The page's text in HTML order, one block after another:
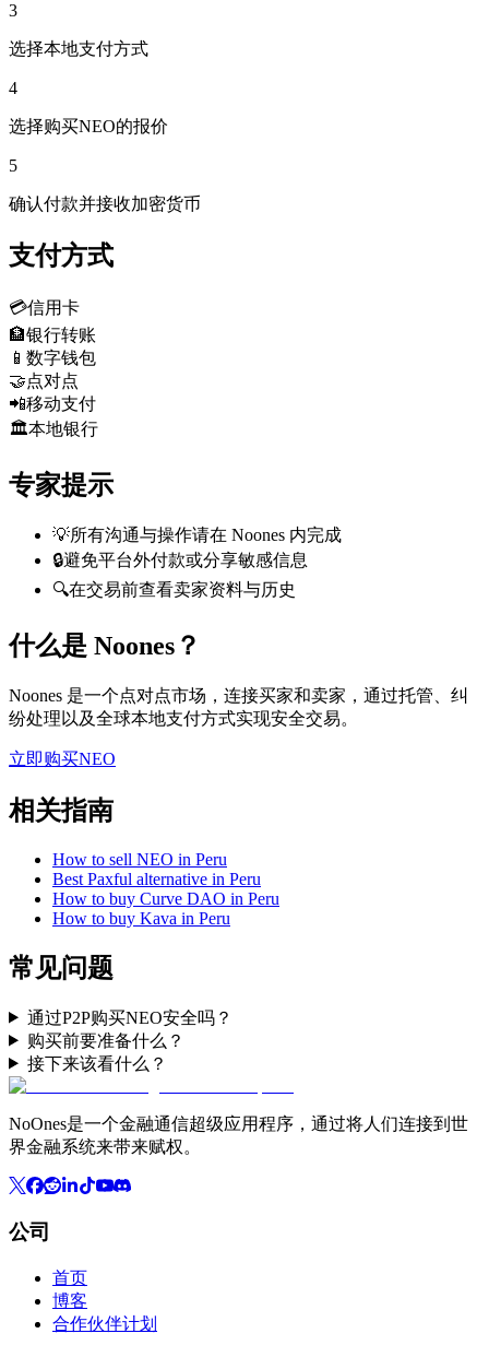
3
选择本地支付方式
4
选择购买NEO的报价
5
确认付款并接收加密货币
支付方式
💳信用卡
🏦银行转账
📱 数字钱包
🤝点对点
📲移动支付
🏛️本地银行
专家提示
💡所有沟通与操作请在 Noones 内完成
🔒避免平台外付款或分享敏感信息
🔍在交易前查看卖家资料与历史
什么是 Noones？
Noones 是一个点对点市场，连接买家和卖家，通过托管、纠
纷处理以及全球本地支付方式实现安全交易。
立即购买NEO
相关指南
How to sell NEO in Peru
Best Paxful alternative in Peru
How to buy Curve DAO in Peru
How to buy Kava in Peru
常见问题
通过P2P购买NEO安全吗？
购买前要准备什么？
接下来该看什么？
NoOnes是一个金融通信超级应用程序，通过将人们连接到世
界金融系统来带来赋权。
公司
首页
博客
合作伙伴计划